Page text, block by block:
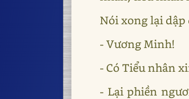
Nói xong lại
- Vương Minh!
- Có Tiểu nhân
- Lại phiền